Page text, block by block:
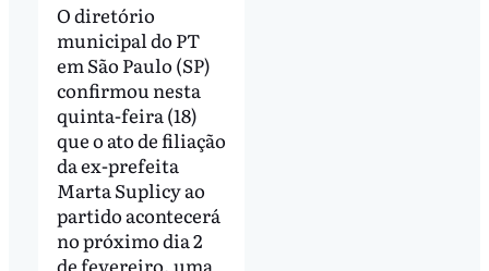
O diretório
municipal do PT
em São Paulo (SP)
confirmou nesta
quinta-feira (18)
que o ato de filiação
da ex-prefeita
Marta Suplicy ao
partido acontecerá
no próximo dia 2
de fevereiro, uma